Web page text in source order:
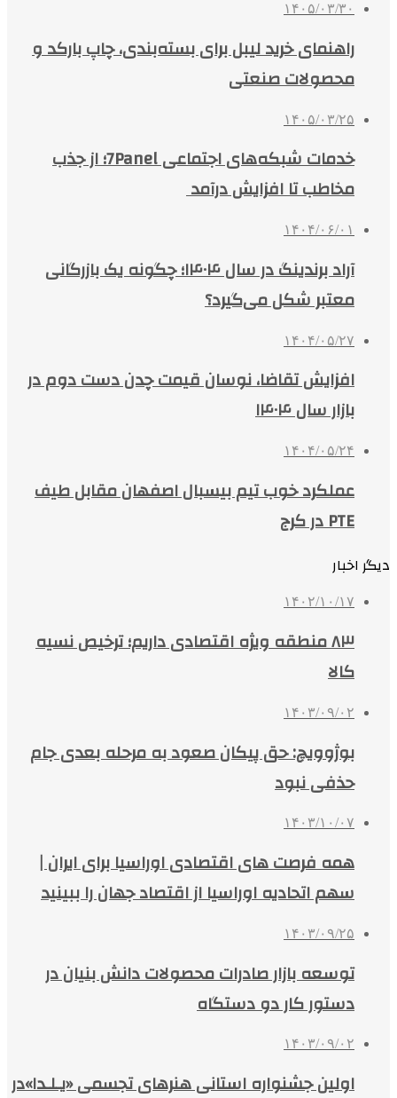
۱۴۰۵/۰۳/۳۰
راهنمای خرید لیبل برای بسته‌بندی، چاپ بارکد و
محصولات صنعتی
۱۴۰۵/۰۳/۲۵
خدمات شبکه‌های اجتماعی 7Panel؛ از جذب
مخاطب تا افزایش درآمد
۱۴۰۴/۰۶/۰۱
آراد برندینگ در سال ۱۴۰۴؛ چگونه یک بازرگانی
معتبر شکل می‌گیرد؟
۱۴۰۴/۰۵/۲۷
افزایش تقاضا، نوسان قیمت چدن دست دوم در
بازار سال ۱۴۰۴
۱۴۰۴/۰۵/۲۴
عملکرد خوب تیم بیسبال اصفهان مقابل طیف
PTE در کرج
دیگر اخبار
۱۴۰۲/۱۰/۱۷
۸۳ منطقه ویژه اقتصادی داریم؛ ترخیص نسیه
کالا
۱۴۰۳/۰۹/۰۲
بوژوویچ: حق پیکان صعود به مرحله بعدی جام
حذفی نبود
۱۴۰۳/۱۰/۰۷
همه فرصت‌ های اقتصادی اوراسیا برای ایران |
سهم اتحادیه اوراسیا از اقتصاد جهان را ببینید
۱۴۰۳/۰۹/۲۵
توسعه بازار صادرات محصولات دانش بنیان در
دستور کار دو دستگاه
۱۴۰۳/۰۹/۰۲
اولین جشنواره استانی هنرهای تجسمی «یـلـدا»در